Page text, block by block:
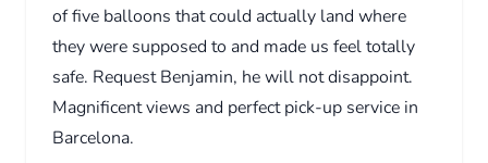
of five balloons that could actually land where
they were supposed to and made us feel totally
safe. Request Benjamin, he will not disappoint.
Magnificent views and perfect pick-up service in
Barcelona.